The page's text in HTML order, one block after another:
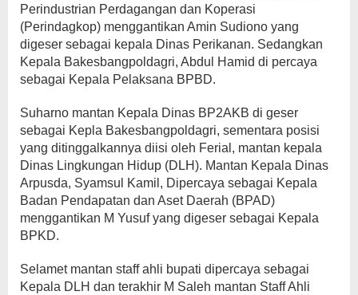
Perindustrian Perdagangan dan Koperasi
(Perindagkop) menggantikan Amin Sudiono yang
digeser sebagai kepala Dinas Perikanan. Sedangkan
Kepala Bakesbangpoldagri, Abdul Hamid di percaya
sebagai Kepala Pelaksana BPBD.
Suharno mantan Kepala Dinas BP2AKB di geser
sebagai Kepla Bakesbangpoldagri, sementara posisi
yang ditinggalkannya diisi oleh Ferial, mantan kepala
Dinas Lingkungan Hidup (DLH). Mantan Kepala Dinas
Arpusda, Syamsul Kamil, Dipercaya sebagai Kepala
Badan Pendapatan dan Aset Daerah (BPAD)
menggantikan M Yusuf yang digeser sebagai Kepala
BPKD.
Selamet mantan staff ahli bupati dipercaya sebagai
Kepala DLH dan terakhir M Saleh mantan Staff Ahli